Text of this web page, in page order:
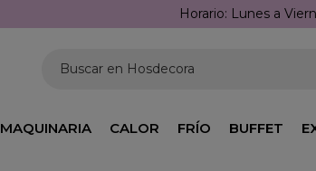
Horario: Lunes a Viernes de
Buscar en Hosdecora
MAQUINARIA CALOR FRÍO BUFFET